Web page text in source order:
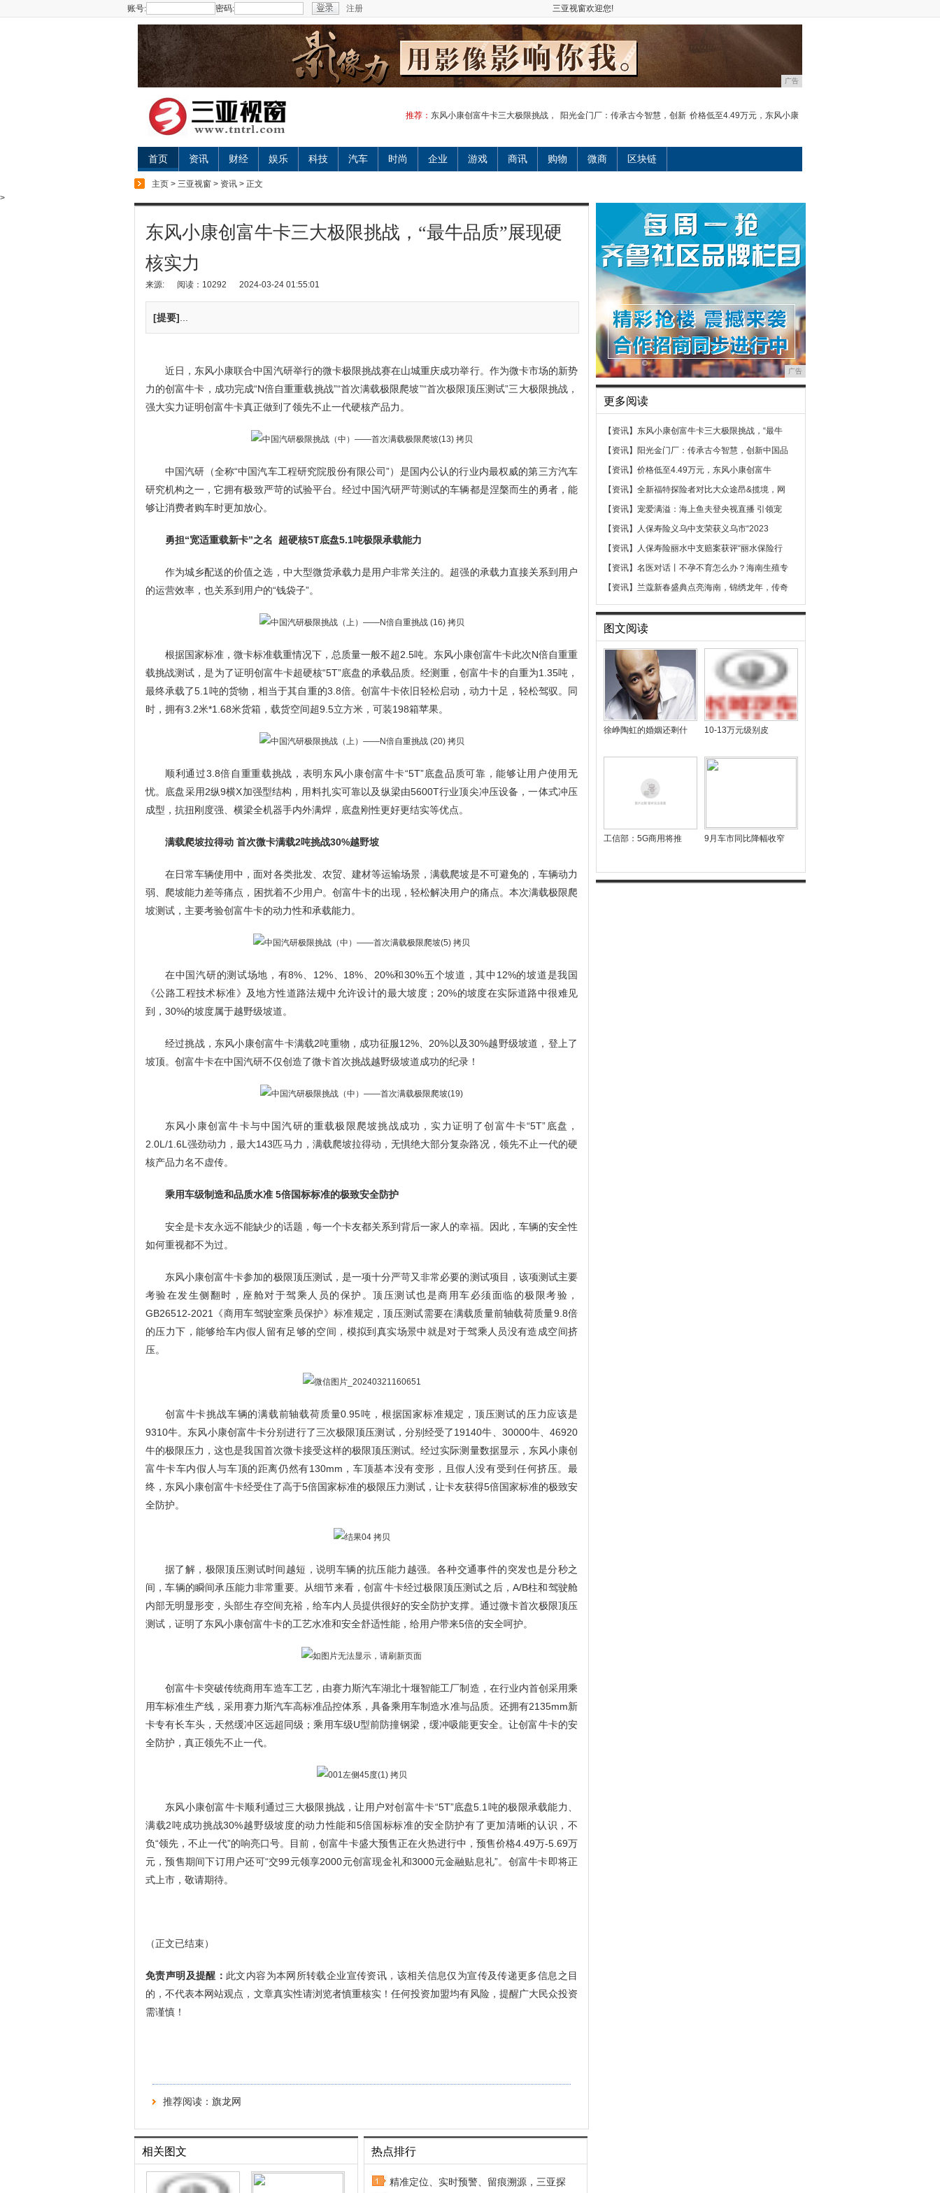
账号: 密码: 注册 三亚视窗欢迎您!
广告
推荐： 东风小康创富牛卡三大极限挑战， 阳光金门厂：传承古今智慧，创新 价格低至4.49万元，东风小康
首页 资讯 财经 娱乐 科技 汽车 时尚 企业 游戏 商讯 购物 微商 区块链
主页 > 三亚视窗 > 资讯 > 正文
>
东风小康创富牛卡三大极限挑战，“最牛品质”展现硬
核实力
来源: 阅读：10292 2024-03-24 01:55:01
[提要]
近日，东风小康联合中国汽研举行的微卡极限挑战赛在山城重庆成功举行。作为微卡市场的新势
力的创富牛卡，成功完成“N倍自重重载挑战”“首次满载极限爬坡”“首次极限顶压测试”三大极限挑战，
强大实力证明创富牛卡真正做到了领先不止一代硬核产品力。
中国汽研（全称“中国汽车工程研究院股份有限公司”）是国内公认的行业内最权威的第三方汽车
研究机构之一，它拥有极致严苛的试验平台。经过中国汽研严苛测试的车辆都是涅槃而生的勇者，能
够让消费者购车时更加放心。
勇担“宽适重载新卡”之名 超硬核5T底盘5.1吨极限承载能力
作为城乡配送的价值之选，中大型微货承载力是用户非常关注的。超强的承载力直接关系到用户
的运营效率，也关系到用户的“钱袋子”。
根据国家标准，微卡标准载重情况下，总质量一般不超2.5吨。东风小康创富牛卡此次N倍自重重
载挑战测试，是为了证明创富牛卡超硬核“5T”底盘的承载品质。经测重，创富牛卡的自重为1.35吨，
最终承载了5.1吨的货物，相当于其自重的3.8倍。创富牛卡依旧轻松启动，动力十足，轻松驾驭。同
时，拥有3.2米*1.68米货箱，载货空间超9.5立方米，可装198箱苹果。
顺利通过3.8倍自重重载挑战，表明东风小康创富牛卡“5T”底盘品质可靠，能够让用户使用无
忧。底盘采用2纵9横X加强型结构，用料扎实可靠以及纵梁由5600T行业顶尖冲压设备，一体式冲压
成型，抗扭刚度强、横梁全机器手内外满焊，底盘刚性更好更结实等优点。
满载爬坡拉得动 首次微卡满载2吨挑战30%越野坡
在日常车辆使用中，面对各类批发、农贸、建材等运输场景，满载爬坡是不可避免的，车辆动力
弱、爬坡能力差等痛点，困扰着不少用户。创富牛卡的出现，轻松解决用户的痛点。本次满载极限爬
坡测试，主要考验创富牛卡的动力性和承载能力。
在中国汽研的测试场地，有8%、12%、18%、20%和30%五个坡道，其中12%的坡道是我国
《公路工程技术标准》及地方性道路法规中允许设计的最大坡度；20%的坡度在实际道路中很难见
到，30%的坡度属于越野级坡道。
经过挑战，东风小康创富牛卡满载2吨重物，成功征服12%、20%以及30%越野级坡道，登上了
坡顶。创富牛卡在中国汽研不仅创造了微卡首次挑战越野级坡道成功的纪录！
东风小康创富牛卡与中国汽研的重载极限爬坡挑战成功，实力证明了创富牛卡“5T”底盘，
2.0L/1.6L强劲动力，最大143匹马力，满载爬坡拉得动，无惧绝大部分复杂路况，领先不止一代的硬
核产品力名不虚传。
乘用车级制造和品质水准 5倍国标标准的极致安全防护
安全是卡友永远不能缺少的话题，每一个卡友都关系到背后一家人的幸福。因此，车辆的安全性
如何重视都不为过。
东风小康创富牛卡参加的极限顶压测试，是一项十分严苛又非常必要的测试项目，该项测试主要
考验在发生侧翻时，座舱对于驾乘人员的保护。顶压测试也是商用车必须面临的极限考验，
GB26512-2021《商用车驾驶室乘员保护》标准规定，顶压测试需要在满载质量前轴载荷质量9.8倍
的压力下，能够给车内假人留有足够的空间，模拟到真实场景中就是对于驾乘人员没有造成空间挤
压。
创富牛卡挑战车辆的满载前轴载荷质量0.95吨，根据国家标准规定，顶压测试的压力应该是
9310牛。东风小康创富牛卡分别进行了三次极限顶压测试，分别经受了19140牛、30000牛、46920
牛的极限压力，这也是我国首次微卡接受这样的极限顶压测试。经过实际测量数据显示，东风小康创
富牛卡车内假人与车顶的距离仍然有130mm，车顶基本没有变形，且假人没有受到任何挤压。最
终，东风小康创富牛卡经受住了高于5倍国家标准的极限压力测试，让卡友获得5倍国家标准的极致安
全防护。
据了解，极限顶压测试时间越短，说明车辆的抗压能力越强。各种交通事件的突发也是分秒之
间，车辆的瞬间承压能力非常重要。从细节来看，创富牛卡经过极限顶压测试之后，A/B柱和驾驶舱
内部无明显形变，头部生存空间充裕，给车内人员提供很好的安全防护支撑。通过微卡首次极限顶压
测试，证明了东风小康创富牛卡的工艺水准和安全舒适性能，给用户带来5倍的安全呵护。
创富牛卡突破传统商用车造车工艺，由赛力斯汽车湖北十堰智能工厂制造，在行业内首创采用乘
用车标准生产线，采用赛力斯汽车高标准品控体系，具备乘用车制造水准与品质。还拥有2135mm新
卡专有长车头，天然缓冲区远超同级；乘用车级U型前防撞钢梁，缓冲吸能更安全。让创富牛卡的安
全防护，真正领先不止一代。
东风小康创富牛卡顺利通过三大极限挑战，让用户对创富牛卡“5T”底盘5.1吨的极限承载能力、
满载2吨成功挑战30%越野级坡度的动力性能和5倍国标标准的安全防护有了更加清晰的认识，不
负“领先，不止一代”的响亮口号。目前，创富牛卡盛大预售正在火热进行中，预售价格4.49万-5.69万
元，预售期间下订用户还可“交99元领享2000元创富现金礼和3000元金融贴息礼”。创富牛卡即将正
式上市，敬请期待。
（正文已结束）
免责声明及提醒： 此文内容为本网所转载企业宣传资讯，该相关信息仅为宣传及传递更多信息之目
的，不代表本网站观点，文章真实性请浏览者慎重核实！任何投资加盟均有风险，提醒广大民众投资
需谨慎！
推荐阅读： 旗龙网
相关图文 热点排行
精准定位、实时预警、留痕溯源，三亚探
广告
更多阅读
【资讯】 东风小康创富牛卡三大极限挑战，“最牛
【资讯】
阳光金门厂：传承古今智慧，创新中国品
【资讯】 价格低至4.49万元，东风小康创富牛
【资讯】 全新福特探险者对比大众途昂&揽境，网
【资讯】 宠爱满溢：海上鱼夫登央视直播 引领宠
【资讯】
人保寿险义乌中支荣获义乌市“2023
【资讯】
人保寿险丽水中支赔案获评“丽水保险行
【资讯】 名医对话丨不孕不育怎么办？海南生殖专
【资讯】 兰蔻新春盛典点亮海南，锦绣龙年，传奇
图文阅读
徐峥陶虹的婚姻还剩什 10-13万元级别皮
工信部：5G商用将推 9月车市同比降幅收窄